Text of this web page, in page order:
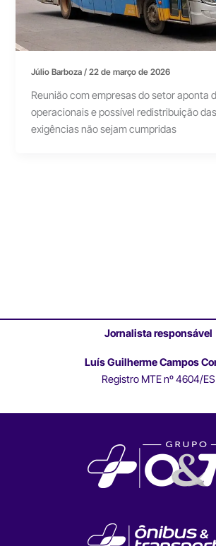
Júlio Barboza/22 de março de 2026
Reunião com empresas do setor aponta
operacionais e possível redistribuição
exigências não sejam cumpridas
Jornalista responsável
Luís Guilherme Campos
Registro MTE nº 4604/ES